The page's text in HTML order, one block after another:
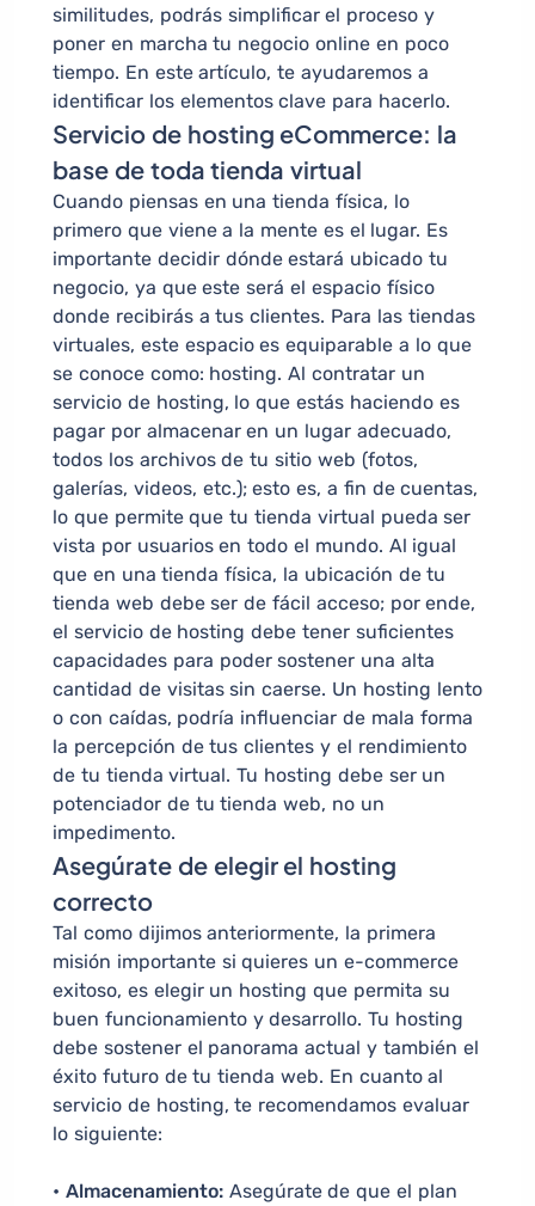
similitudes, podrás simplificar el proceso y
poner en marcha tu negocio online en poco
tiempo. En este artículo, te ayudaremos a
identificar los elementos clave para hacerlo.
Servicio de hosting eCommerce: la
base de toda tienda virtual
Cuando piensas en una tienda física, lo
primero que viene a la mente es el lugar. Es
importante decidir dónde estará ubicado tu
negocio, ya que este será el espacio físico
donde recibirás a tus clientes. Para las tiendas
virtuales, este espacio es equiparable a lo que
se conoce como: hosting. Al contratar un
servicio de hosting, lo que estás haciendo es
pagar por almacenar en un lugar adecuado,
todos los archivos de tu sitio web (fotos,
galerías, videos, etc.); esto es, a fin de cuentas,
lo que permite que tu tienda virtual pueda ser
vista por usuarios en todo el mundo. Al igual
que en una tienda física, la ubicación de tu
tienda web debe ser de fácil acceso; por ende,
el servicio de hosting debe tener suficientes
capacidades para poder sostener una alta
cantidad de visitas sin caerse. Un hosting lento
o con caídas, podría influenciar de mala forma
la percepción de tus clientes y el rendimiento
de tu tienda virtual. Tu hosting debe ser un
potenciador de tu tienda web, no un
impedimento.
Asegúrate de elegir el hosting
correcto
Tal como dijimos anteriormente, la primera
misión importante si quieres un e-commerce
exitoso, es elegir un hosting que permita su
buen funcionamiento y desarrollo. Tu hosting
debe sostener el panorama actual y también el
éxito futuro de tu tienda web. En cuanto al
servicio de hosting, te recomendamos evaluar
lo siguiente:
• Almacenamiento:Asegúrate de que el plan